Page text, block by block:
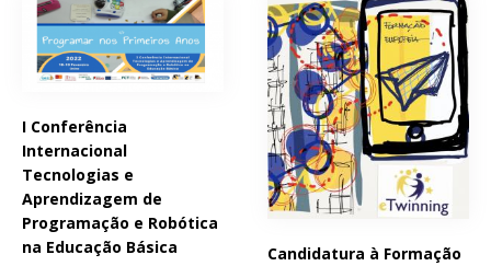
I Conferência
Internacional
Tecnologias e
Aprendizagem de
Programação e Robótica
na Educação Básica
Candidatura à Formação
Páginas